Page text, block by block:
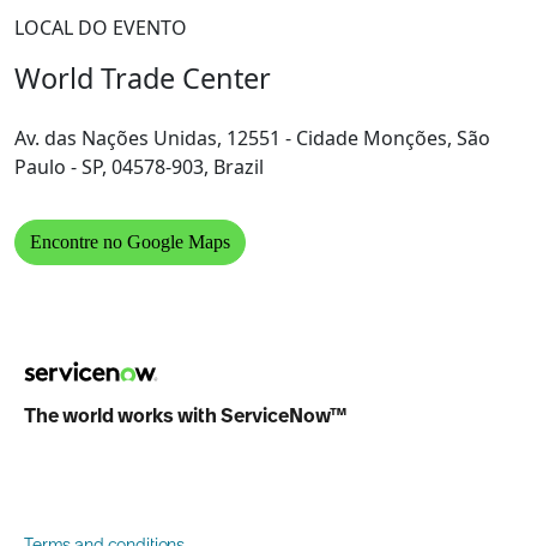
LOCAL DO EVENTO
World Trade Center
Av. das Nações Unidas, 12551 - Cidade Monções, São
Paulo - SP, 04578-903, Brazil
Encontre no Google Maps
The world works with ServiceNow™